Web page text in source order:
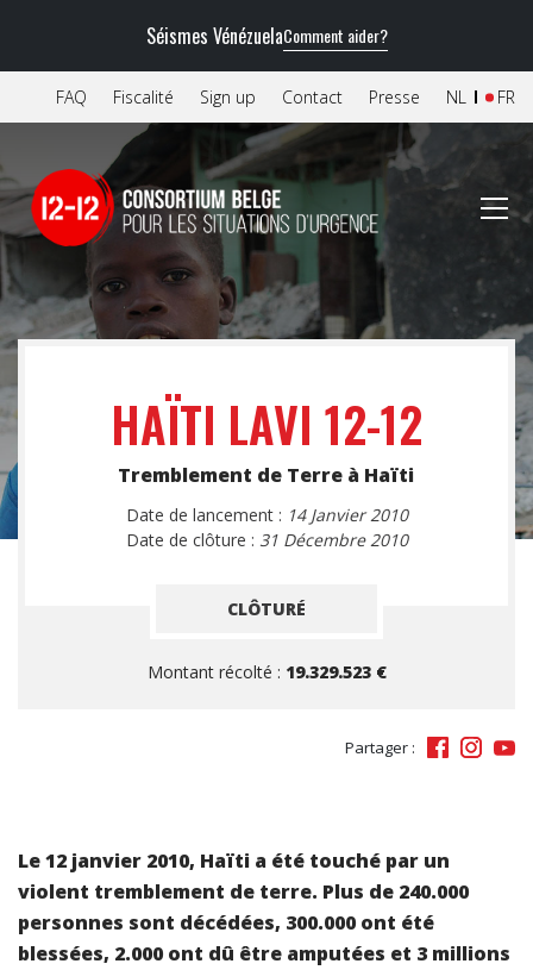
Séismes VénézuelaComment aider?
FAQ Fiscalité Sign up Contact Presse FR
NL
HAÏTI LAVI 12-12
Tremblement de Terre à Haïti
Date de lancement : 14 Janvier 2010
Date de clôture : 31 Décembre 2010
CLÔTURÉ
Montant récolté : 19.329.523 €
Partager :
Le 12 janvier 2010, Haïti a été touché par un
violent tremblement de terre. Plus de 240.000
personnes sont décédées, 300.000 ont été
blessées, 2.000 ont dû être amputées et 3 millions